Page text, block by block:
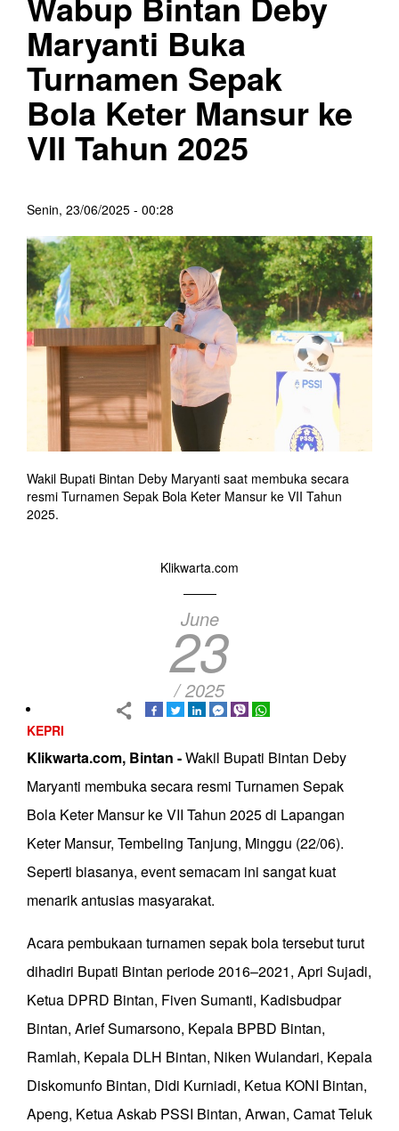
Maryanti Buka
Turnamen Sepak
Bola Keter Mansur ke
VII Tahun 2025
Senin, 23/06/2025 - 00:28
Wakil Bupati Bintan Deby Maryanti saat membuka secara
resmi Turnamen Sepak Bola Keter Mansur ke VII Tahun
2025.
Klikwarta.com
June
23
/ 2025
KEPRI
Klikwarta.com, Bintan -Wakil Bupati Bintan Deby
Maryanti membuka secara resmi Turnamen Sepak
Bola Keter Mansur ke VII Tahun 2025 di Lapangan
Keter Mansur, Tembeling Tanjung, Minggu (22/06).
Seperti biasanya, event semacam ini sangat kuat
menarik antusias masyarakat.
Acara pembukaan turnamen sepak bola tersebut turut
dihadiri Bupati Bintan periode 2016–2021, Apri Sujadi,
Ketua DPRD Bintan, Fiven Sumanti, Kadisbudpar
Bintan, Arief Sumarsono, Kepala BPBD Bintan,
Ramlah, Kepala DLH Bintan, Niken Wulandari, Kepala
Diskomunfo Bintan, Didi Kurniadi, Ketua KONI Bintan,
Apeng, Ketua Askab PSSI Bintan, Arwan, Camat Teluk